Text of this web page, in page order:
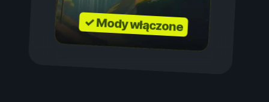
✓ Mody włączone